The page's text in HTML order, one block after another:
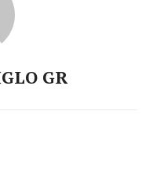
GR